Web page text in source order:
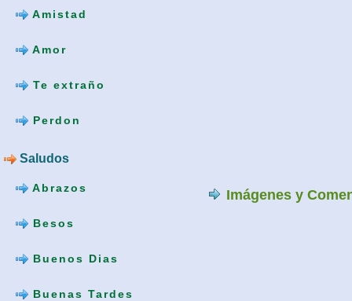
Amistad
Amor
Te extraño
Perdon
Saludos
Abrazos
Besos
Buenos Dias
Buenas Tardes
Imágenes y